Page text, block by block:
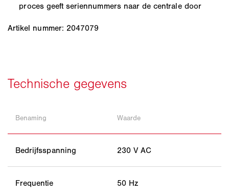
proces geeft seriennummers naar de centrale door
Artikel nummer: 2047079
Benaming Waarde
Bedrijfsspanning 230 V AC
Frequentie 50 Hz